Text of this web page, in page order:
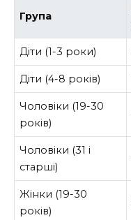
Група
Діти (1-3 роки)
Діти (4-8 років)
Чоловіки (19-30
років)
Чоловіки (31 і
старші)
Жінки (19-30
років)